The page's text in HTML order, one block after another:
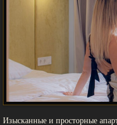
Изысканные и просторные